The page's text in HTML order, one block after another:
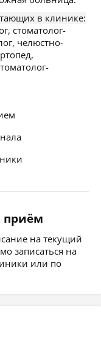
в клинике:
стоматолог-
челюстно-
приём
на текущий
записаться на
или по